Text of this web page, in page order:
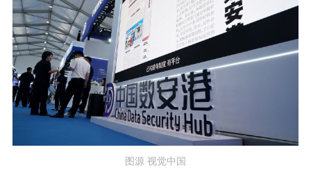
图源 视觉中国